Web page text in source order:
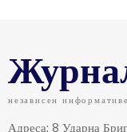
независен
Адреса: 8 Ударна